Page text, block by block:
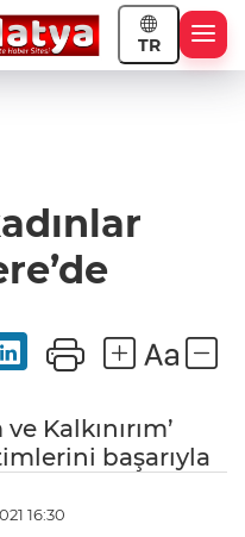
TR
Kalkınırım’
başarıyla
16:30